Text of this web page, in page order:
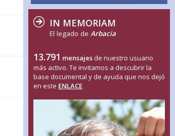
IN MEMORIAM
El legado de Arbacia
13.791 mensajes de nuestro usuario
más activo. Te invitamos a descubrir la
base documental y de ayuda que nos dejó
en este ENLACE